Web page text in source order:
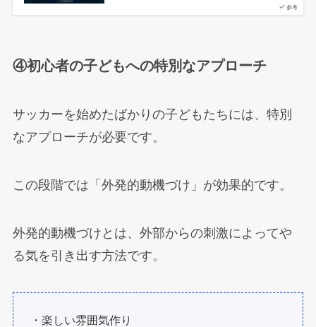
参考
④初心者の子どもへの特別なアプローチ
サッカーを始めたばかりの子どもたちには、特別
なアプローチが必要です。
この段階では「外発的動機づけ」が効果的です。
外発的動機づけとは、外部からの刺激によってや
る気を引き出す方法です。
・楽しい雰囲気作り